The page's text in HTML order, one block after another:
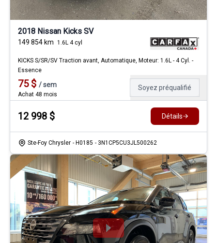
2018 Nissan Kicks SV
149 854 km 1.6L 4 cyl
KICKS S/SR/SV Traction avant, Automatique, Moteur: 1.6L - 4 Cyl. -
Essence
75$ /sem
Achat 48 mois
Soyez préqualifié
12 998 $ Détails
Ste-Foy Chrysler - H0185 - 3N1CP5CU3JL500262